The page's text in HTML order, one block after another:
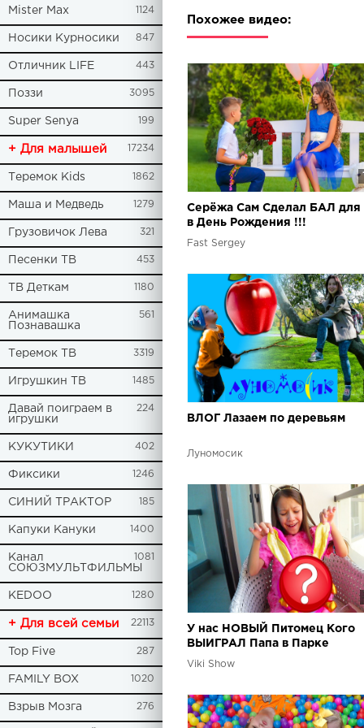
Mister Max 1124
Носики Курносики 847
Отличник LIFE 443
Поззи 3095
Super Senya 199
+ Для малышей 17234
Теремок Kids 1862
Маша и Медведь 1279
Грузовичок Лева 321
Песенки ТВ 453
ТВ Деткам 1180
Анимашка
Познавашка
561
Теремок ТВ 3319
Игрушкин ТВ 1485
Давай поиграем в
игрушки
224
КУКУТИКИ 402
Фиксики 1246
СИНИЙ ТРАКТОР 185
Капуки Кануки 1400
Канал
СОЮЗМУЛЬТФИЛЬМЫ
1081
KEDOO 1280
+ Для всей семьи 22113
Top Five 287
FAMILY BOX 1020
Взрыв Мозга 276
Похожее видео:
Серёжа Сам Сделал БАЛ для
в День Рождения !!!
Fast Sergey
ВЛОГ Лазаем по деревьям
Луномосик
У нас НОВЫЙ Питомец Кого
ВЫИГРАЛ Папа в Парке
Аттракционов ВЛОГ из
Viki Show